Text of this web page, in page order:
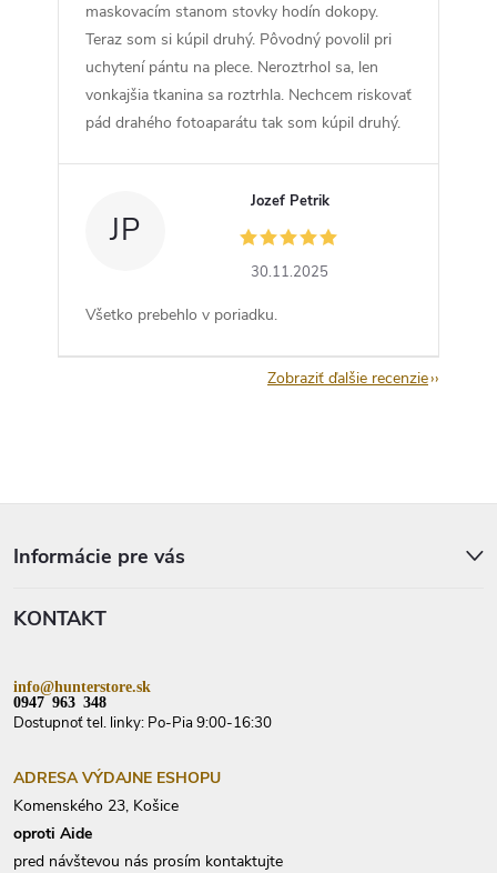
maskovacím stanom stovky hodín dokopy.
Teraz som si kúpil druhý. Pôvodný povolil pri
uchytení pántu na plece. Neroztrhol sa, len
vonkajšia tkanina sa roztrhla. Nechcem riskovať
pád drahého fotoaparátu tak som kúpil druhý.
JP
Jozef Petrik
30.11.2025
Všetko prebehlo v poriadku.
Zobraziť ďalšie recenzie
Informácie pre vás
KONTAKT
info@hunterstore.sk
0947 963 348
Dostupnoť tel. linky: Po-Pia 9:00-16:30
ADRESA VÝDAJNE ESHOPU
Komenského 23, Košice
oproti Aide
pred návštevou nás prosím kontaktujte